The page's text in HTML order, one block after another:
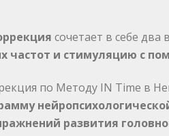
сочетает в себе два
частот и стимуляцию с
по Методу IN Time в
развития